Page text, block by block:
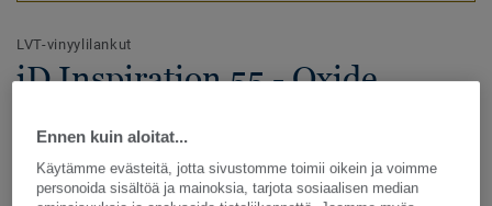
LVT-vinyylilankut
iD Inspiration 55 - Oxide
iD Inspiration tarjoaa entistä parempaa modulaarisuutta,
jonka avulla tilaa voidaan muuttaa helposti vastaamaan
Ennen kuin aloitat...
Käytämme evästeitä, jotta sivustomme toimii oikein ja voimme
personoida sisältöä ja mainoksia, tarjota sosiaalisen median